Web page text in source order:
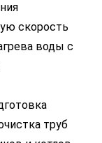
скорость
воды с
труб